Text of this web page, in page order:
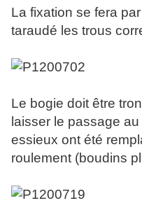
La fixation se fera
taraudé les trous
Le bogie doit être
laisser le passage
essieux ont été
roulement (boudins